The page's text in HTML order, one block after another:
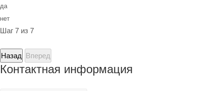
да
нет
Шаг 7 из 7
Назад Вперед
Контактная информация